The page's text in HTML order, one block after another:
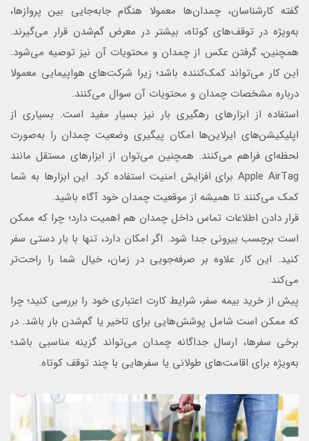
گفته کارشناسان، چمدان‌ها معمولا هنگام جابه‌جایی بین پروازها،
به‌ویژه در توقف‌های کوتاه، بیشتر در معرض گم‌شدن قرار می‌گیرند.
همچنین، گرفتن عکس از چمدان و محتویات آن نیز توصیه می‌شود.
این کار می‌تواند کمک‌کننده باشد؛ زیرا شرکت‌های هواپیمایی معمولا
درباره مشخصات چمدان و محتویات آن سوال می‌کنند.
استفاده از ابزارهای رهگیری بار نیز بسیار مفید است. بسیاری از
اپلیکیشن‌های ایرلاین‌ها امکان پیگیری وضعیت چمدان را به‌صورت
لحظه‌ای فراهم می‌کنند. همچنین می‌توان از ابزارهای مستقل مانند
Apple AirTag برای افزایش امنیت استفاده کرد. این ابزارها به شما
کمک می‌کنند تا همیشه از موقعیت چمدان خود آگاه باشید.
قرار دادن اطلاعات تماس داخل چمدان هم اهمیت دارد؛ چرا که ممکن
است برچسب بیرونی جدا شود. اگر امکان دارد، تنها با بار دستی سفر
کنید. این کار علاوه بر صرفه‌جویی در زمان، خیال شما را راحت‌تر
می‌کند.
پیش از خرید بیمه سفر، شرایط کارت اعتباری خود را بررسی کنید؛ چرا
که ممکن است شامل پوشش‌هایی برای تاخیر یا گم‌شدن بار باشد. در
برخی سفرها، ارسال جداگانه چمدان می‌تواند گزینه مناسبی باشد؛
به‌ویژه برای اقامت‌های طولانی یا سفرهایی با چند توقف کوتاه.